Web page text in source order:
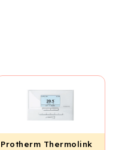
Protherm Thermolink